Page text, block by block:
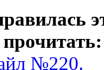
№220.